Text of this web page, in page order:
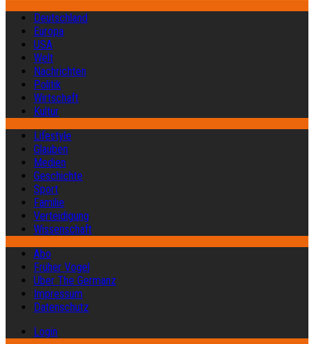
Deutschland
Europa
USA
Welt
Nachrichten
Politik
Wirtschaft
Kultur
Lifestyle
Glauben
Medien
Geschichte
Sport
Familie
Verteidigung
Wissenschaft
Abo
Früher Vogel
Über The Germanz
Impressum
Datenschutz
Login